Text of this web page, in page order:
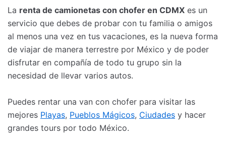
La renta de camionetas con chofer en CDMX es un
servicio que debes de probar con tu familia o amigos
al menos una vez en tus vacaciones, es la nueva forma
de viajar de manera terrestre por México y de poder
disfrutar en compañía de todo tu grupo sin la
necesidad de llevar varios autos.
Puedes rentar una van con chofer para visitar las
mejores Playas, Pueblos Mágicos, Ciudades y hacer
grandes tours por todo México.